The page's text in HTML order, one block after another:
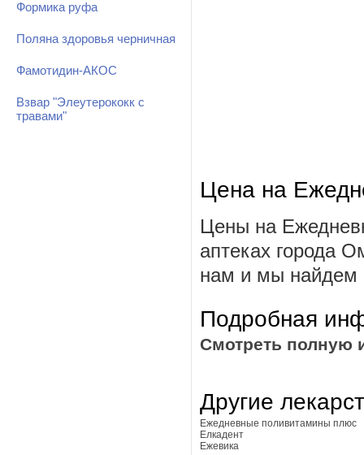
Формика руфа
Поляна здоровья черничная
Фамотидин-АКОС
Взвар "Элеутерококк с
травами"
Цена на
Цены на
аптеках города
нам и мы найдем
Подробная
Смотреть полную
Другие
Ежедневные поливитамины плюс
Елкадент
Ежевика